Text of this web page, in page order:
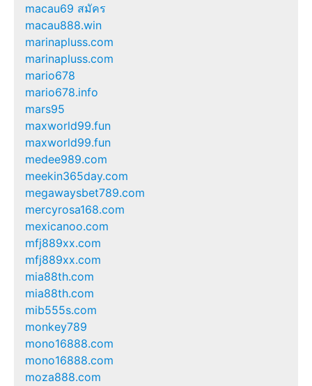
macau69 สมัคร
macau888.win
marinapluss.com
marinapluss.com
mario678
mario678.info
mars95
maxworld99.fun
maxworld99.fun
medee989.com
meekin365day.com
megawaysbet789.com
mercyrosa168.com
mexicanoo.com
mfj889xx.com
mfj889xx.com
mia88th.com
mia88th.com
mib555s.com
monkey789
mono16888.com
mono16888.com
moza888.com